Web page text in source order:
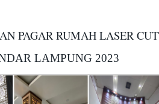
PAGAR RUMAH LASER
LAMPUNG 2023